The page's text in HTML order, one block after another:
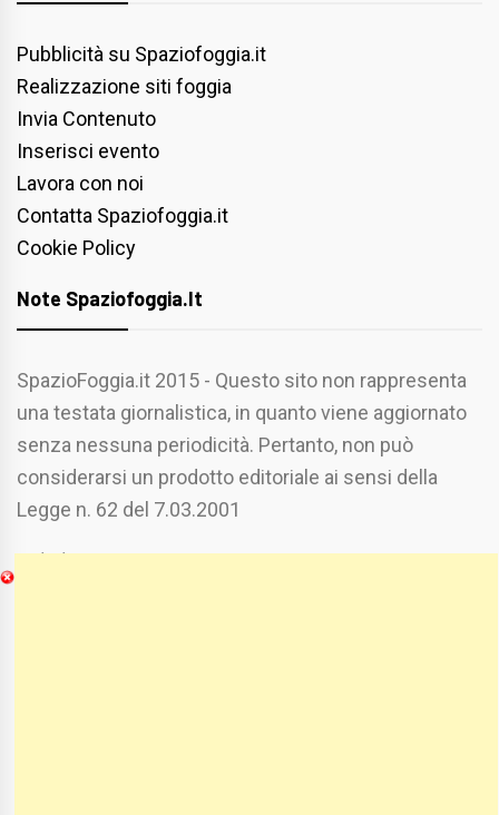
Pubblicità su Spaziofoggia.it
Realizzazione siti foggia
Invia Contenuto
Inserisci evento
Lavora con noi
Contatta Spaziofoggia.it
Cookie Policy
Note Spaziofoggia.it
SpazioFoggia.it 2015 - Questo sito non rappresenta
una testata giornalistica, in quanto viene aggiornato
senza nessuna periodicità. Pertanto, non può
considerarsi un prodotto editoriale ai sensi della
Legge n. 62 del 7.03.2001
Chi Siamo